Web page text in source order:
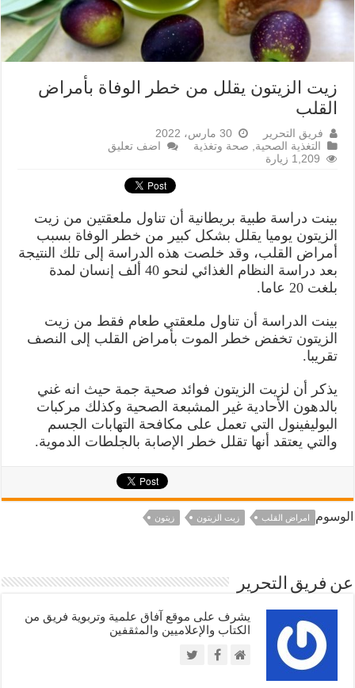
زيت الزيتون يقلل من خطر الوفاة بأمراض
القلب
فريق التحرير
30 مارس، 2022
التغذية الصحية, صحة وتغذية
اضف تعليق
1,209 زيارة
بينت دراسة طبية بريطانية أن تناول ملعقتين من زيت
الزيتون يوميا يقلل بشكل كبير من خطر الوفاة بسبب
أمراض القلب، وقد خلصت هذه الدراسة إلى تلك النتيجة
بعد دراسة النظام الغذائي لنحو 40 ألف إنسان لمدة
بلغت 20 عاما.
بينت الدراسة أن تناول ملعقتي طعام فقط من زيت
الزيتون تخفض خطر الموت بأمراض القلب إلى النصف
تقريبا.
يذكر أن لزيت الزيتون فوائد صحية جمة حيث انه غني
بالدهون الأحادية غير المشبعة الصحية وكذلك مركبات
البوليفينول التي تعمل على مكافحة التهابات الجسم
والتي يعتقد أنها تقلل خطر الإصابة بالجلطات الدموية.
الوسوم امراض القلب زيت الزيتون زيتون
عن فريق التحرير
يشرف على موقع آفاق علمية وتربوية فريق من
الكتاب والإعلاميين والمثقفين